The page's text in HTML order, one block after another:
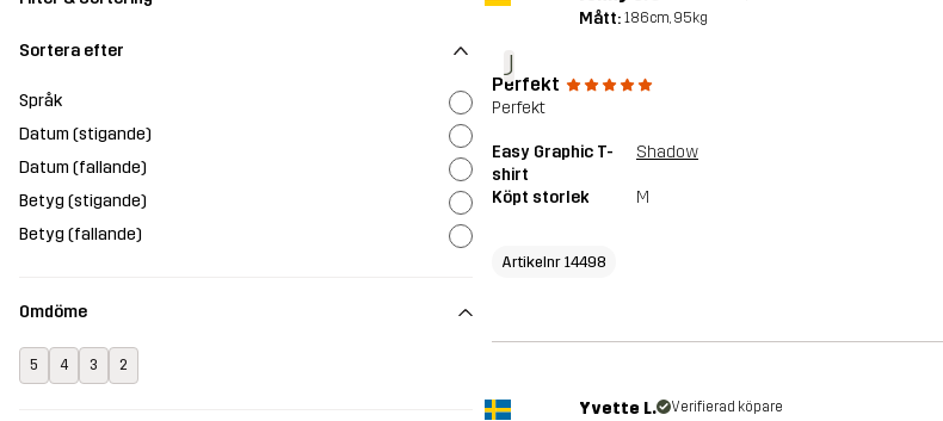
Sortera efter
Språk
Datum (stigande)
Datum (fallande)
Betyg (stigande)
Betyg (fallande)
Omdöme
5 4 3 2
J
Mått: 186cm, 95kg
Perfekt
Perfekt
Easy Graphic T-
shirt
Shadow
Köpt storlek M
Artikelnr 14498
Yvette L. Verifierad köpare